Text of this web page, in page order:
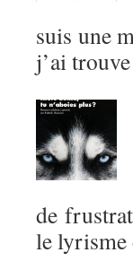
suis une
j’ai
de
le lyrisme